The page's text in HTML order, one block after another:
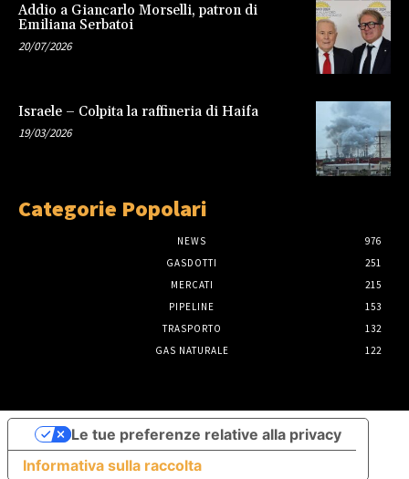
Addio a Giancarlo Morselli, patron di
Emiliana Serbatoi
20/07/2026
Israele – Colpita la raffineria di Haifa
19/03/2026
Categorie Popolari
NEWS
976
GASDOTTI
251
MERCATI
215
PIPELINE
153
TRASPORTO
132
GAS NATURALE
122
Informativa sulla raccolta
Le tue preferenze relative alla privacy